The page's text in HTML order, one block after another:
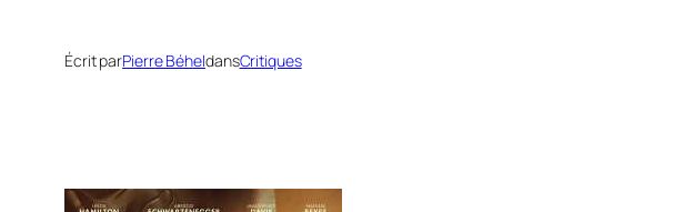
Écrit parPierre BéheldansCritiques